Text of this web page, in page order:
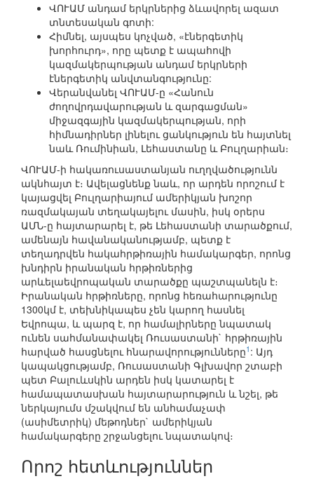
ՎՈՒԱՄ անդամ երկրներից ձևավորել ազատ
տնտեսական գոտի:
Հիմնել, այսպես կոչված, «էներգետիկ
խորհուրդ», որը պետք է ապահովի
կազմակերպության անդամ երկրների
էներգետիկ անվտանգությունը:
Վերանվանել ՎՈՒԱՄ-ը «Հանուն
ժողովրդավարության և զարգացման»
միջազգային կազմակերպության, որի
հիմնադիրներ լինելու ցանկություն են հայտնել
նաև Ռումինիան, Լեհաստանը և Բուլղարիան։
ՎՈՒԱՄ-ի հակառուսաստանյան ուղղվածությունն
ակնհայտ է։ Ավելացնենք նաև, որ արդեն որոշում է
կայացվել Բուլղարիայում ամերիկյան խոշոր
ռազմակայան տեղակայելու մասին, իսկ օրերս
ԱՄՆ-ը հայտարարել է, թե Լեհաստանի տարածքում,
ամենայն հավանականությամբ, պետք է
տեղադրվեն հակահրթիռային համակարգեր, որոնց
խնդիրն իրանական հրթիռներից
արևելաեվրոպական տարածքը պաշտպանելն է։
Իրանական հրթիռները, որոնց հեռահարությունը
1300կմ է, տեխնիկապես չեն կարող հասնել
Եվրոպա, և պարզ է, որ համալիրները նպատակ
ունեն սահմանափակել Ռուսաստանի` հրթիռային
հարված հասցնելու հնարավորությունները1 : Այդ
կապակցությամբ, Ռուսաստանի Գլխավոր շտաբի
պետ Բալուևսկին արդեն իսկ կատարել է
համապատասխան հայտարարություն և նշել, թե
ներկայումս մշակվում են անհամաչափ
(ասիմետրիկ) մեթոդներ` ամերիկյան
համակարգերը շրջանցելու նպատակով։
Որոշ հետևություններ